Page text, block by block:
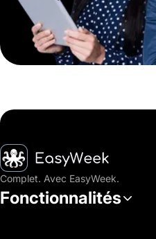
Accueil
Complet. Avec EasyWeek.
Fonctionnalités